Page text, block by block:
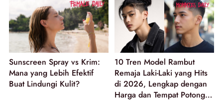
Sunscreen Spray vs Krim:
Mana yang Lebih Efektif
Buat Lindungi Kulit?
10 Tren Model Rambut
Remaja Laki-Laki yang Hits
di 2026, Lengkap dengan
Harga dan Tempat Potong